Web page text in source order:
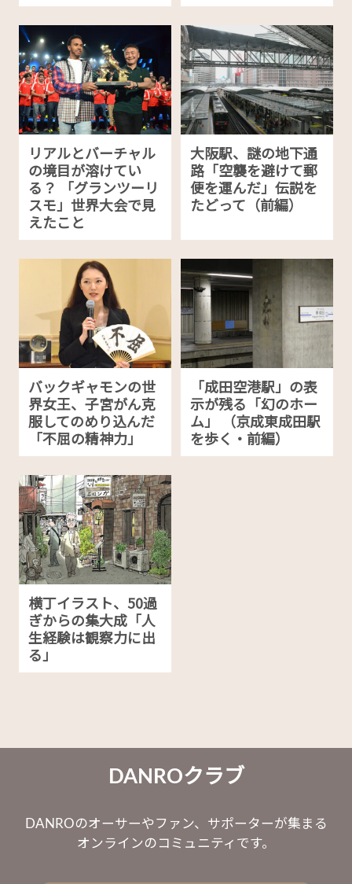
リアルとバーチャル
の境目が溶けてい
る？ 「グランツーリ
スモ」世界大会で見
えたこと
大阪駅、謎の地下通
路「空襲を避けて郵
便を運んだ」伝説を
たどって（前編）
バックギャモンの世
界女王、子宮がん克
服してのめり込んだ
「不屈の精神力」
「成田空港駅」の表
示が残る「幻のホー
ム」 （京成東成田駅
を歩く・前編）
横丁イラスト、50過
ぎからの集大成「人
生経験は観察力に出
る」
DANROクラブ
DANROのオーサーやファン、サポーターが集まる
オンラインのコミュニティです。